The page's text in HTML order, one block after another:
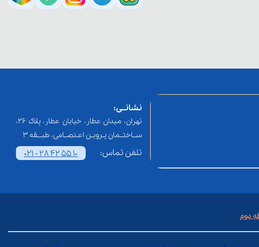
نشانــی:
تهران، میدان عطار، خیابان عطار، پلاک 26،
ســاختــمان پـرویـن اعـتصــامی، طبـــقه 3
تلفن تماس: 021 - 28 42 55 10
دوم